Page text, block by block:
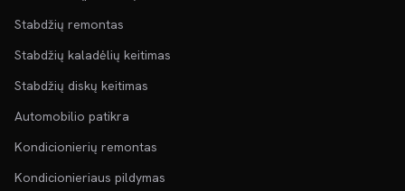
Stabdžių remontas
Stabdžių kaladėlių keitimas
Stabdžių diskų keitimas
Automobilio patikra
Kondicionierių remontas
Kondicionieriaus pildymas